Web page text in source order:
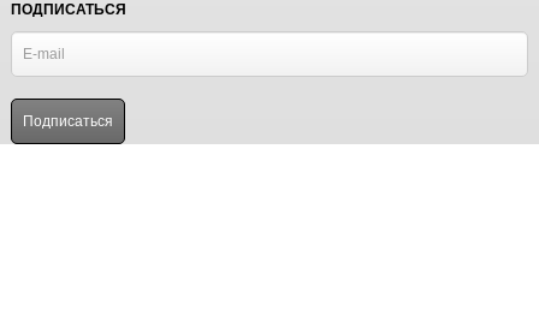
ПОДПИСАТЬСЯ